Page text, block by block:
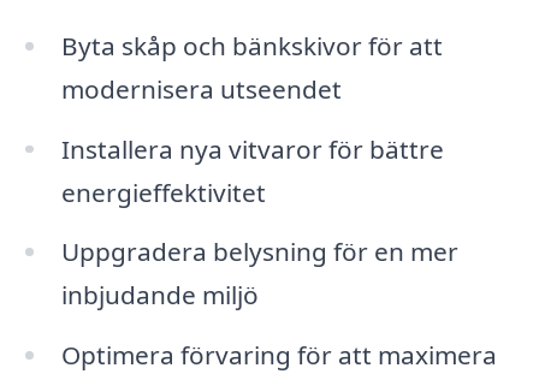
Byta skåp och bänkskivor för att
modernisera utseendet
Installera nya vitvaror för bättre
energieffektivitet
Uppgradera belysning för en mer
inbjudande miljö
Optimera förvaring för att maximera